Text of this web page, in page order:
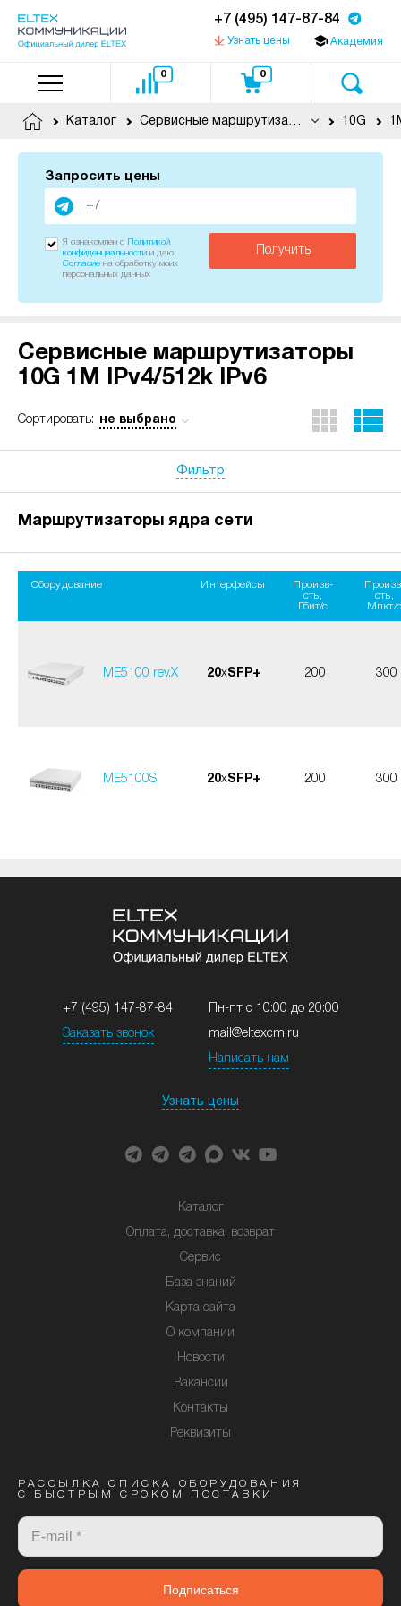
+7 (495) 147-87-84
Узнать цены Академия
0 0
Каталог Сервисные маршрутизаторы 10G
Запросить цены
Получить
Я ознакомлен с
Политикой
конфиденциальности и даю
Согласие на обработку моих
персональных данных
Сервисные маршрутизаторы
10G 1M IPv4/512k IPv6
Сортировать: не выбрано
Фильтр
Маршрутизаторы ядра сети
Оборудование Интерфейсы
Произв-
сть,
Гбит/с
сть,
Мпкт/с
ME5100 rev.X 20xSFP+ 200 300
ME5100S 20xSFP+ 200 300
+7 (495) 147-87-84
Заказать звонок
Пн-пт с 10:00 до 20:00
mail@eltexcm.ru
Написать нам
Узнать цены
Каталог
Оплата, доставка, возврат
Сервис
База знаний
Карта сайта
О компании
Новости
Вакансии
Контакты
Реквизиты
РАССЫЛКА СПИСКА ОБОРУДОВАНИЯ
С БЫСТРЫМ СРОКОМ ПОСТАВКИ
Подписаться